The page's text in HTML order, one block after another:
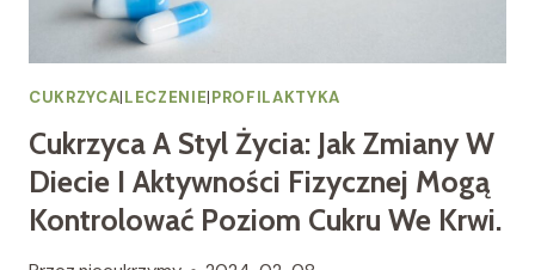
CUKRZYCA|LECZENIE|PROFILAKTYKA
Cukrzyca A Styl Życia: Jak Zmiany W
Diecie I Aktywności Fizycznej Mogą
Kontrolować Poziom Cukru We Krwi.